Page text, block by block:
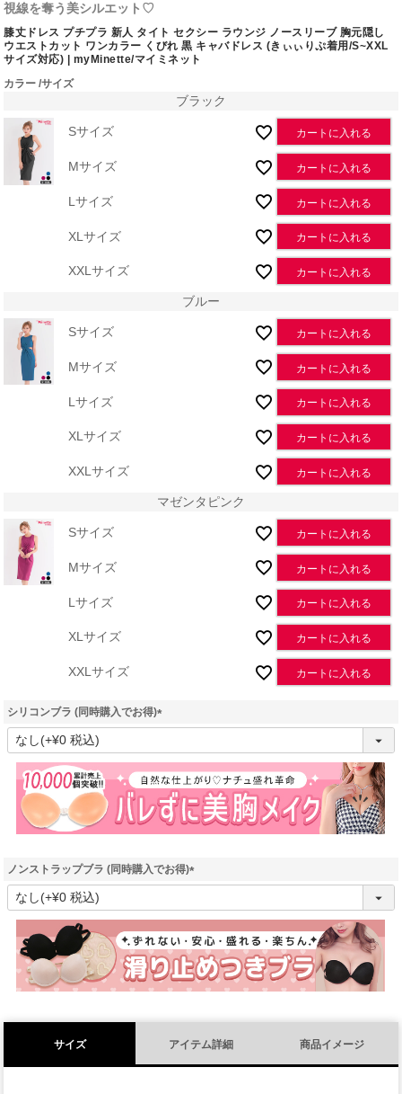
視線を奪う美シルエット♡
膝丈ドレス プチプラ 新人 タイト セクシー ラウンジ ノースリーブ 胸元隠し
ウエストカット ワンカラー くびれ 黒 キャバドレス (きぃぃりぷ着用/S~XXL
サイズ対応) | myMinette/マイミネット
カラー サイズ
ブラック
Sサイズ カートに入れる
Mサイズ カートに入れる
Lサイズ カートに入れる
XLサイズ カートに入れる
XXLサイズ カートに入れる
ブルー
Sサイズ カートに入れる
Mサイズ カートに入れる
Lサイズ カートに入れる
XLサイズ カートに入れる
XXLサイズ カートに入れる
マゼンタピンク
Sサイズ カートに入れる
Mサイズ カートに入れる
Lサイズ カートに入れる
XLサイズ カートに入れる
XXLサイズ カートに入れる
シリコンブラ (同時購入でお得)
(
須
)
ノンストラップブラ (同時購入でお得)
(
須
)
サイズ アイテム詳細 商品イメージ